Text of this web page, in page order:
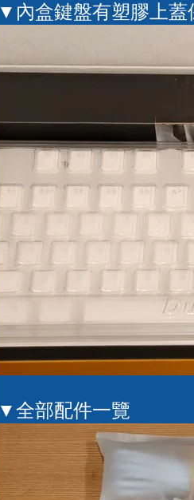
▼內盒鍵盤有塑膠上蓋
▼全部配件一覽